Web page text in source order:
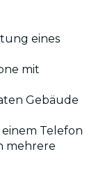
eines
mit
Gebäude
einem Telefon
mehrere